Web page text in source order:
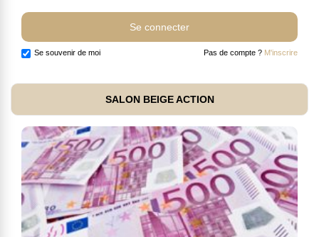
Se souvenir de moi Pas de compte ? M'inscrire
SALON BEIGE ACTION